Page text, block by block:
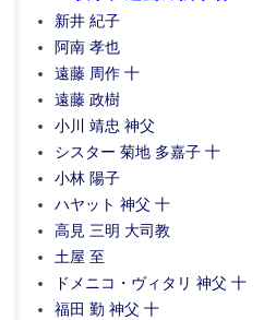
新井 紀子
阿南 孝也
遠藤 周作 十
遠藤 政樹
小川 靖忠 神父
シスター 菊地 多嘉子 十
小林 陽子
ハヤット 神父 十
高見 三明 大司教
土屋 至
ドメニコ・ヴィタリ 神父 十
福田 勤 神父 十